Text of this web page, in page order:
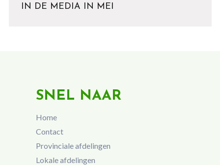
IN DE MEDIA IN MEI
SNEL NAAR
Home
Contact
Provinciale afdelingen
Lokale afdelingen